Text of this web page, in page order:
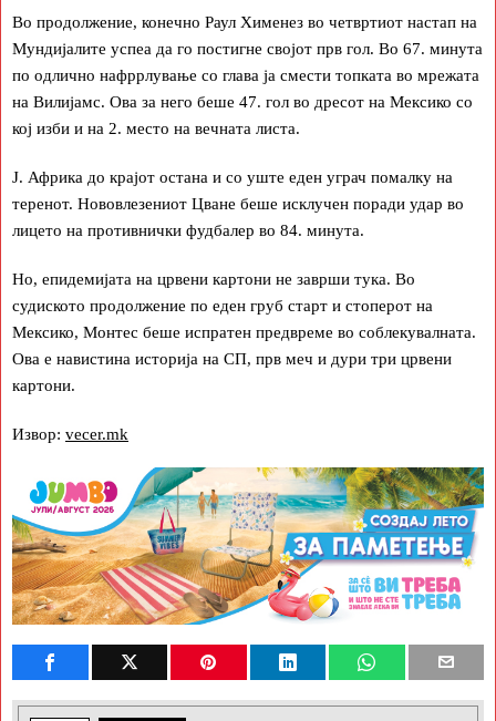
Во продолжение, конечно Раул Хименез во четвртиот настап на
Мундијалите успеа да го постигне својот прв гол. Во 67. минута
по одлично нафррлување со глава ја смести топката во мрежата
на Вилијамс. Ова за него беше 47. гол во дресот на Мексико со
кој изби и на 2. место на вечната листа.
Ј. Африка до крајот остана и со уште еден уграч помалку на
теренот. Нововлезениот Цване беше исклучен поради удар во
лицето на противнички фудбалер во 84. минута.
Но, епидемијата на црвени картони не заврши тука. Во
судиското продолжение по еден груб старт и стоперот на
Мексико, Монтес беше испратен предвреме во соблекувалната.
Ова е навистина историја на СП, прв меч и дури три црвени
картони.
Извор: vecer.mk